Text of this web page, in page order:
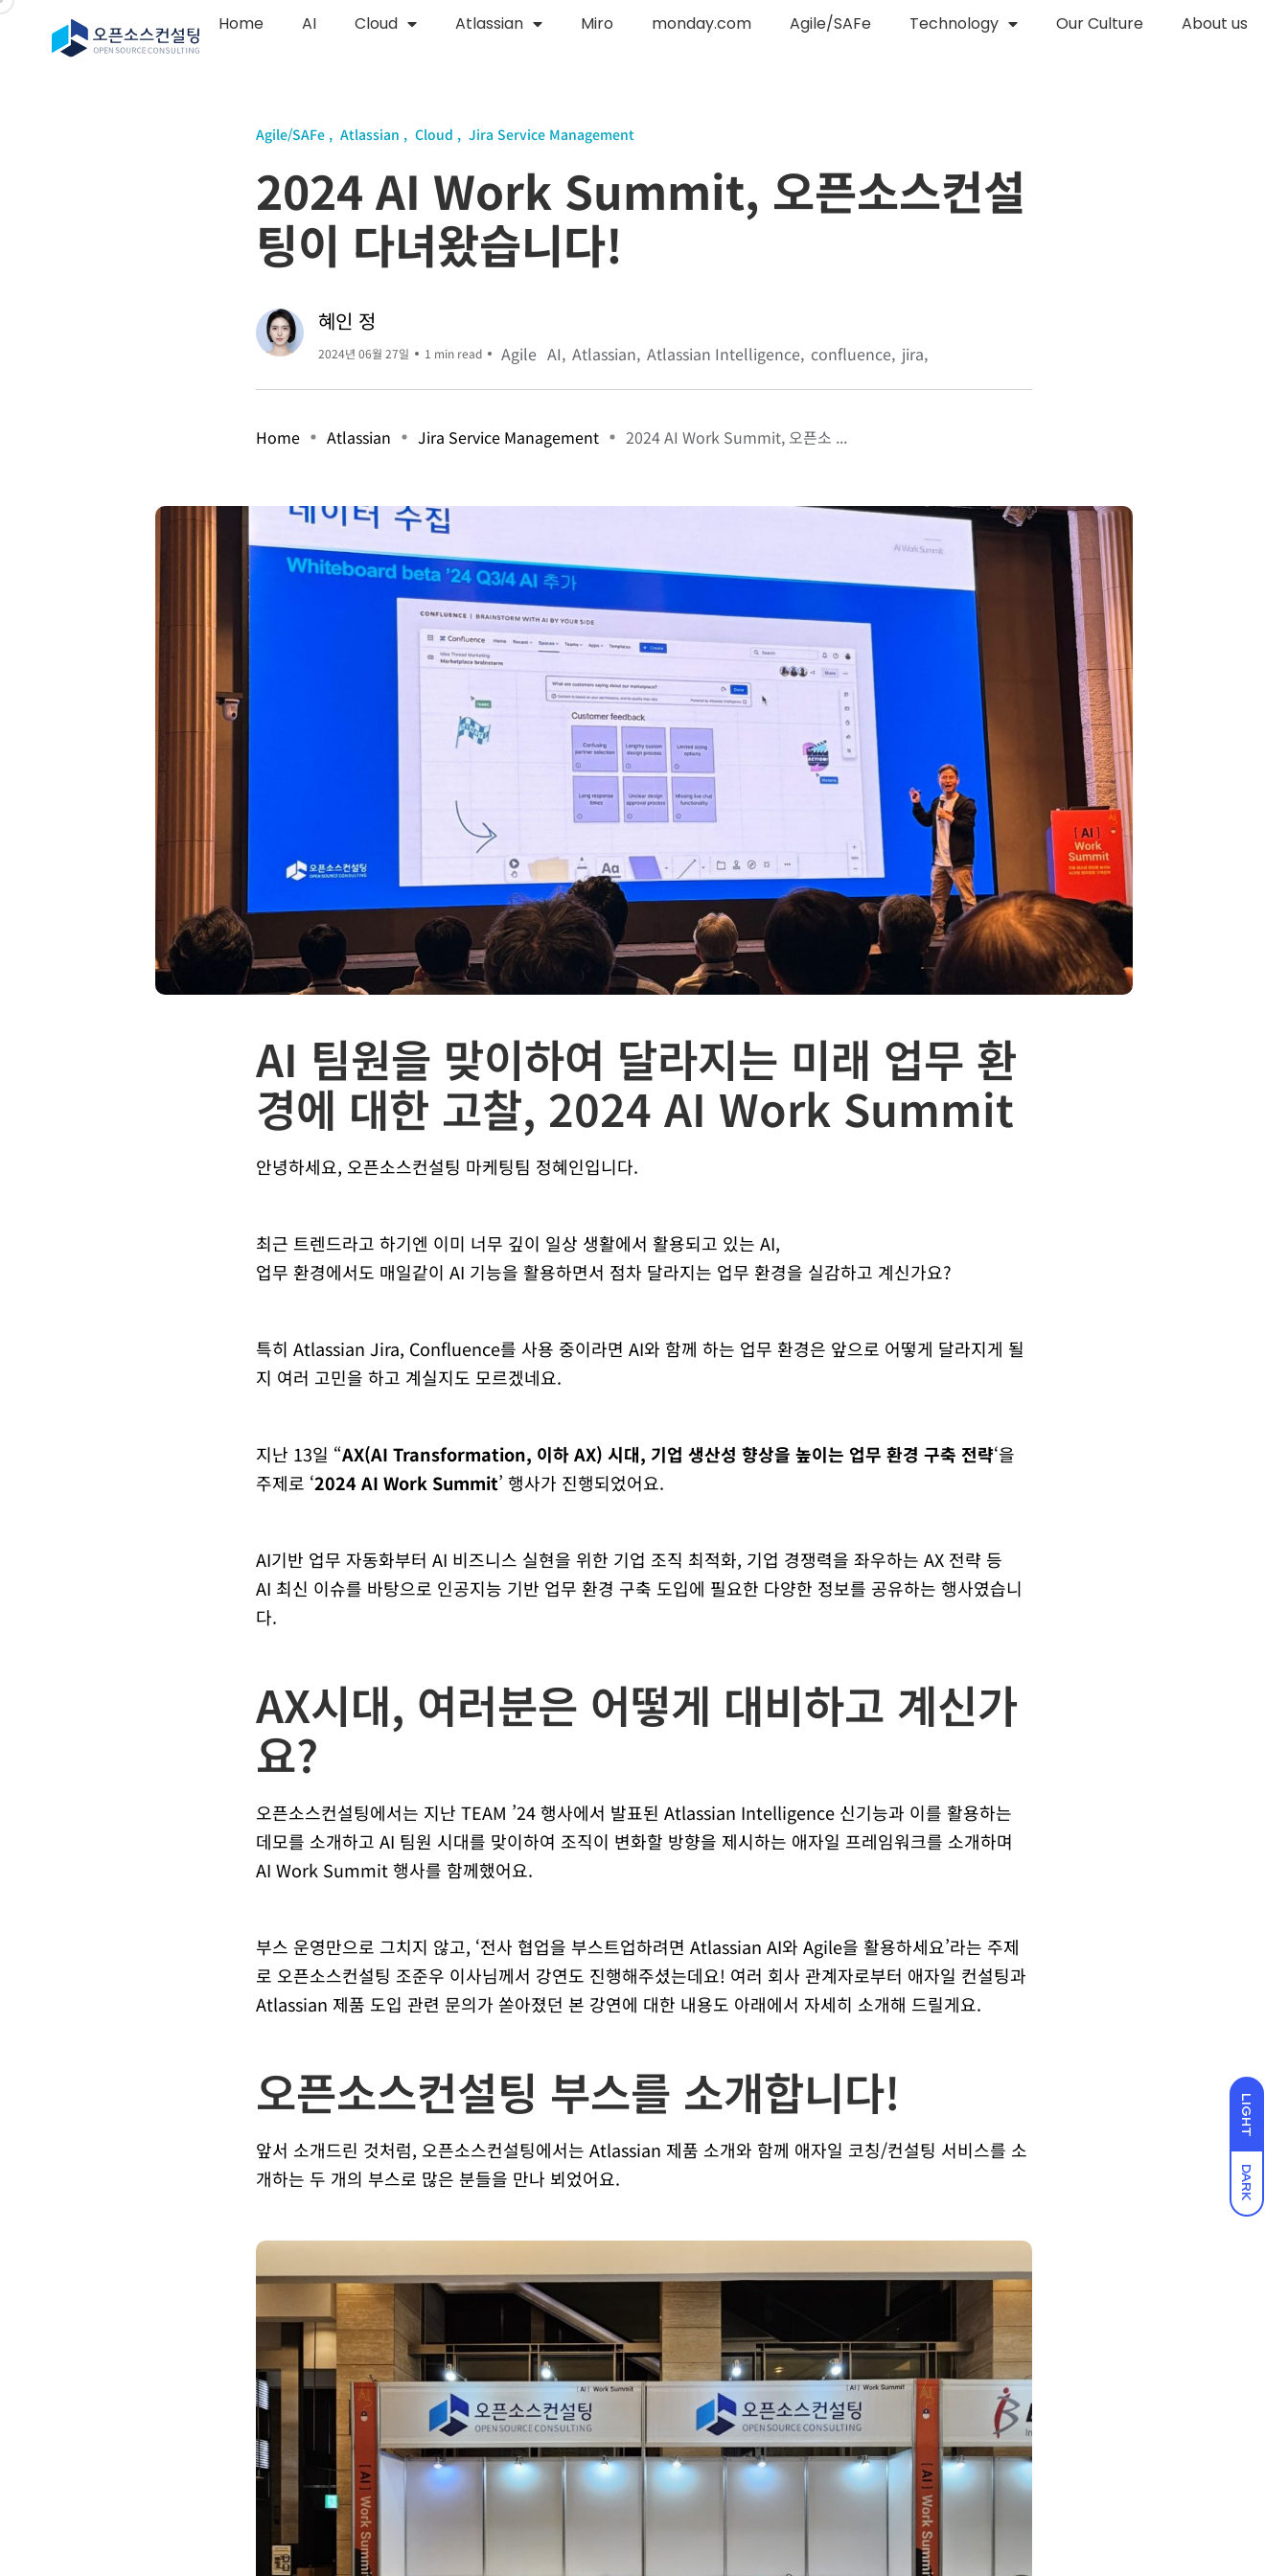
LIGHT
DARK
Home AI Cloud Atlassian Miro monday.com Agile/SAFe Technology Our Culture About us
Agile/SAFe Atlassian Cloud Jira Service Management
2024 AI Work Summit, 오픈소스컨설
팅이 다녀왔습니다!
혜인 정
2024년 06월 27일 1 min read Agile AI Atlassian Atlassian Intelligence confluence jira
Home Atlassian Jira Service Management 2024 AI Work Summit, 오픈소 ...
AI 팀원을 맞이하여 달라지는 미래 업무 환
경에 대한 고찰, 2024 AI Work Summit
안녕하세요, 오픈소스컨설팅 마케팅팀 정혜인입니다.
최근 트렌드라고 하기엔 이미 너무 깊이 일상 생활에서 활용되고 있는 AI,
업무 환경에서도 매일같이 AI 기능을 활용하면서 점차 달라지는 업무 환경을 실감하고 계신가요?
특히 Atlassian Jira, Confluence를 사용 중이라면 AI와 함께 하는 업무 환경은 앞으로 어떻게 달라지게 될
지 여러 고민을 하고 계실지도 모르겠네요.
지난 13일 “AX(AI Transformation, 이하 AX) 시대, 기업 생산성 향상을 높이는 업무 환경 구축 전략‘을
주제로 ‘2024 AI Work Summit’ 행사가 진행되었어요.
AI기반 업무 자동화부터 AI 비즈니스 실현을 위한 기업 조직 최적화, 기업 경쟁력을 좌우하는 AX 전략 등
AI 최신 이슈를 바탕으로 인공지능 기반 업무 환경 구축 도입에 필요한 다양한 정보를 공유하는 행사였습니
다.
AX시대, 여러분은 어떻게 대비하고 계신가
요?
오픈소스컨설팅에서는 지난 TEAM ’24 행사에서 발표된 Atlassian Intelligence 신기능과 이를 활용하는
데모를 소개하고 AI 팀원 시대를 맞이하여 조직이 변화할 방향을 제시하는 애자일 프레임워크를 소개하며
AI Work Summit 행사를 함께했어요.
부스 운영만으로 그치지 않고, ‘전사 협업을 부스트업하려면 Atlassian AI와 Agile을 활용하세요’라는 주제
로 오픈소스컨설팅 조준우 이사님께서 강연도 진행해주셨는데요! 여러 회사 관계자로부터 애자일 컨설팅과
Atlassian 제품 도입 관련 문의가 쏟아졌던 본 강연에 대한 내용도 아래에서 자세히 소개해 드릴게요.
오픈소스컨설팅 부스를 소개합니다!
앞서 소개드린 것처럼, 오픈소스컨설팅에서는 Atlassian 제품 소개와 함께 애자일 코칭/컨설팅 서비스를 소
개하는 두 개의 부스로 많은 분들을 만나 뵈었어요.